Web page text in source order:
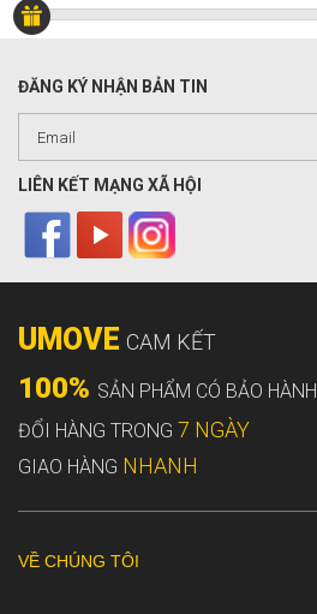
ĐĂNG KÝ NHẬN BẢN TIN
LIÊN KẾT MẠNG XÃ HỘI
UMOVE CAM KẾT
100% SẢN PHẨM CÓ BẢO HÀNH
ĐỔI HÀNG TRONG 7 NGÀY
GIAO HÀNG NHANH
VỀ CHÚNG TÔI